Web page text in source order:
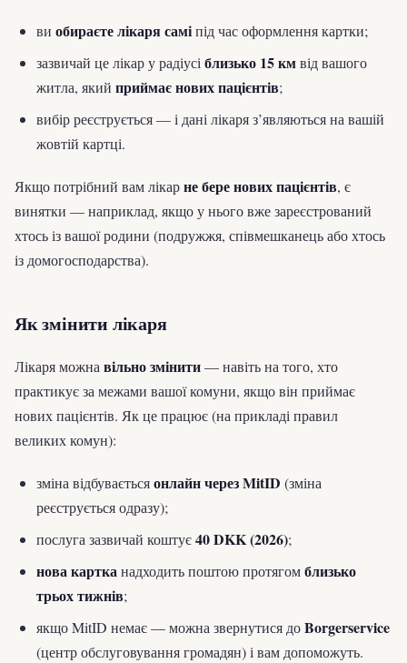
ви обираєте лікаря саміпід час оформлення картки;
зазвичай це лікар у радіусі близько 15 кмвід вашого
житла, який приймає нових пацієнтів;
вибір реєструється — і дані лікаря з’являються на вашій
жовтій картці.
Якщо потрібний вам лікарне бере нових пацієнтів, є
винятки — наприклад, якщо у нього вже зареєстрований
хтось із вашої родини (подружжя, співмешканець або хтось
із домогосподарства).
Як змінити лікаря
Лікаря можна вільно змінити— навіть на того, хто
практикує за межами вашої комуни, якщо він приймає
нових пацієнтів. Як це працює (на прикладі правил
великих комун):
зміна відбуваєтьсяонлайн через MitID (зміна
реєструється одразу);
послуга зазвичай коштує40 DKK (2026);
нова картканадходить поштою протягомблизько
трьох тижнів;
якщо MitID немає — можна звернутися доBorgerservice
(центр обслуговування громадян) і вам допоможуть.